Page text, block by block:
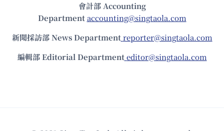
會計部 Accounting
Department accounting@singtaola.com
新聞採訪部 News Department reporter@singtaola.com
編輯部 Editorial Department editor@singtaola.com